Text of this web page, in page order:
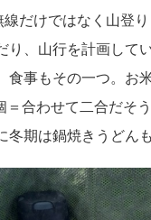
だけではなく山登り
り、山行を計画して
食事もその一つ。お
＝合わせて二合だそ
冬期は鍋焼きうどんも